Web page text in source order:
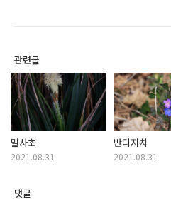
관련글
밀사초
2021.08.31
반디지치
2021.08.31
댓글